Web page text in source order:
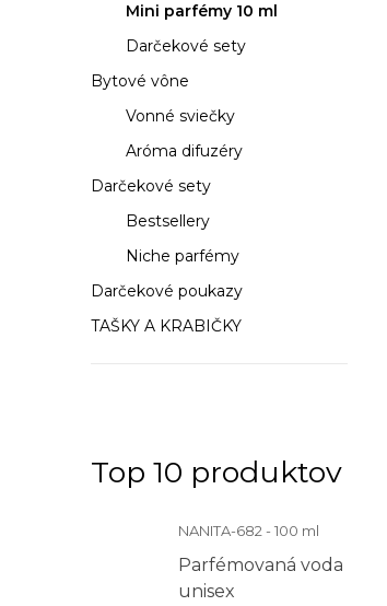
l
Mini parfémy 10 ml
Darčekové sety
Bytové vône
Vonné sviečky
Aróma difuzéry
Darčekové sety
Bestsellery
Niche parfémy
Darčekové poukazy
TAŠKY A KRABIČKY
Top 10 produktov
NANITA-682 - 100 ml
Parfémovaná voda
unisex